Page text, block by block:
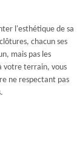
l'esthétique de sa
chacun ses
mais pas les
votre terrain, vous
ne respectant pas